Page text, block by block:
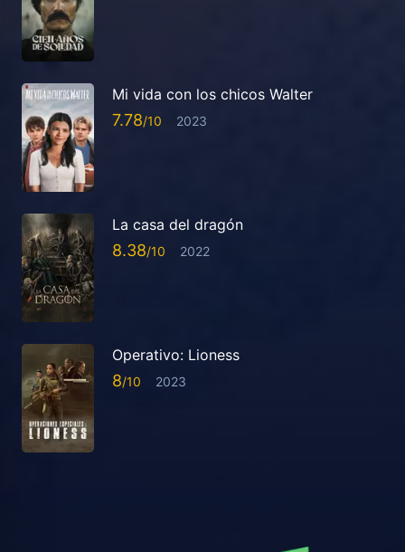
Mi vida con los chicos Walter
7.78 2023
La casa del dragón
8.38 2022
Operativo: Lioness
8 2023